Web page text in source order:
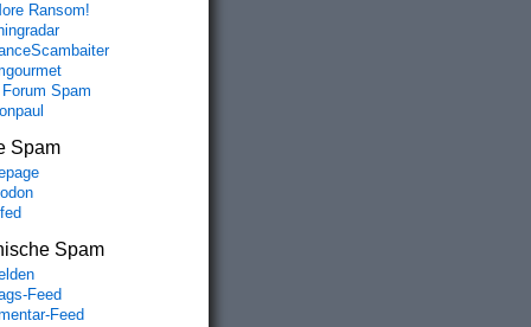
Ransom!
Spam
Spam
Spam
Feed
Feed